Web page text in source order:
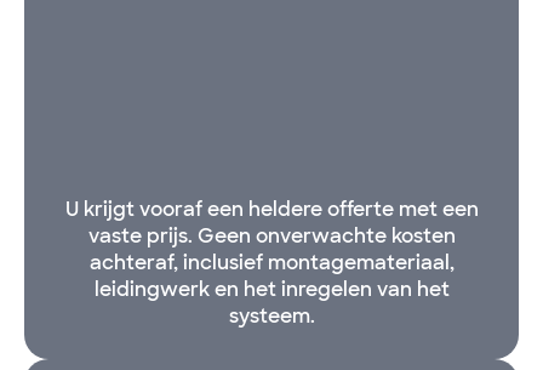
U krijgt vooraf een heldere offerte met een
vaste prijs. Geen onverwachte kosten
achteraf, inclusief montagemateriaal,
leidingwerk en het inregelen van het
systeem.